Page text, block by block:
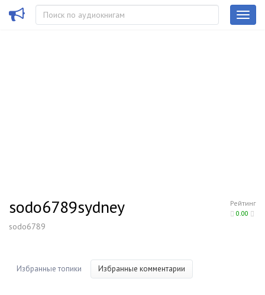
Рейтинг
0.00
sodo6789sydney
sodo6789
Избранные топики Избранные комментарии